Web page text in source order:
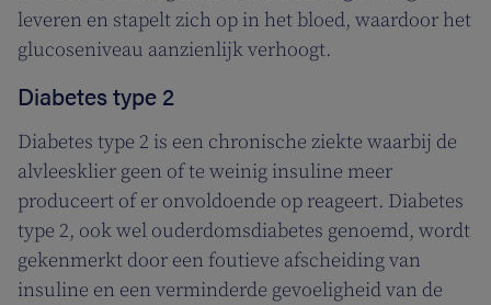
leveren en stapelt zich op in het bloed, waardoor het
glucoseniveau aanzienlijk verhoogt.
Diabetes type 2
Diabetes type 2 is een chronische ziekte waarbij de
alvleesklier geen of te weinig insuline meer
produceert of er onvoldoende op reageert. Diabetes
type 2, ook wel ouderdomsdiabetes genoemd, wordt
gekenmerkt door een foutieve afscheiding van
insuline en een verminderde gevoeligheid van de